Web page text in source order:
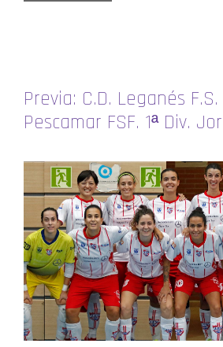
Previa: C.D. Leganés
Pescamar FSF. 1ª Div.